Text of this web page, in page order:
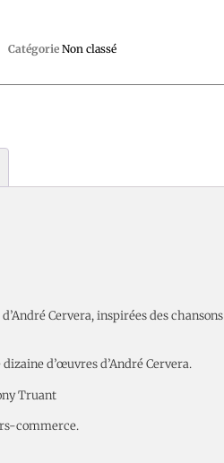
Catégorie Non classé
Cervera, inspirées des chansons
d’œuvres d’André Cervera.
Truant
commerce.